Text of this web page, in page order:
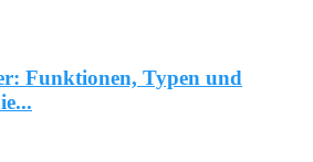
Funktionen, Typen und